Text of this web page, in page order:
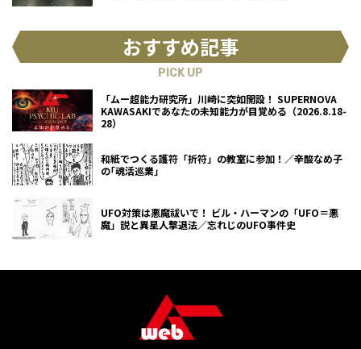
おすすめ記事
PICK UP
「ムー超能力研究所」川崎に突如開設！ SUPERNOVA
KAWASAKIであなたの未知能力が目覚める（2026.8.18-
28）
和紙でつくる護符「折符」の教室に参加！／辛酸なめ子
の｢魂活巡業｣
UFO対策は悪魔祓いで！ ビル・ハーマンの「UFO＝悪
魔」説と異星人撃退法／忘れじのUFO事件史